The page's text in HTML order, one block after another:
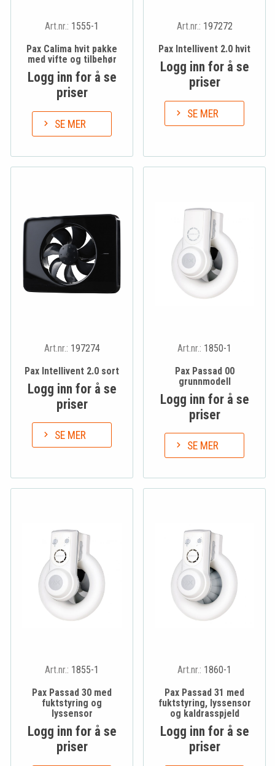
Art.nr.: 1555-1
Pax Calima hvit pakke
med vifte og tilbehør
Logg inn for å se
priser
SE MER
Art.nr.: 197272
Pax Intellivent 2.0 hvit
Logg inn for å se
priser
SE MER
Art.nr.: 197274
Pax Intellivent 2.0 sort
Logg inn for å se
priser
SE MER
Art.nr.: 1850-1
Pax Passad 00
grunnmodell
Logg inn for å se
priser
SE MER
Art.nr.: 1855-1
Pax Passad 30 med
fuktstyring og
lyssensor
Logg inn for å se
priser
Art.nr.: 1860-1
Pax Passad 31 med
fuktstyring, lyssensor
og kaldrasspjeld
Logg inn for å se
priser